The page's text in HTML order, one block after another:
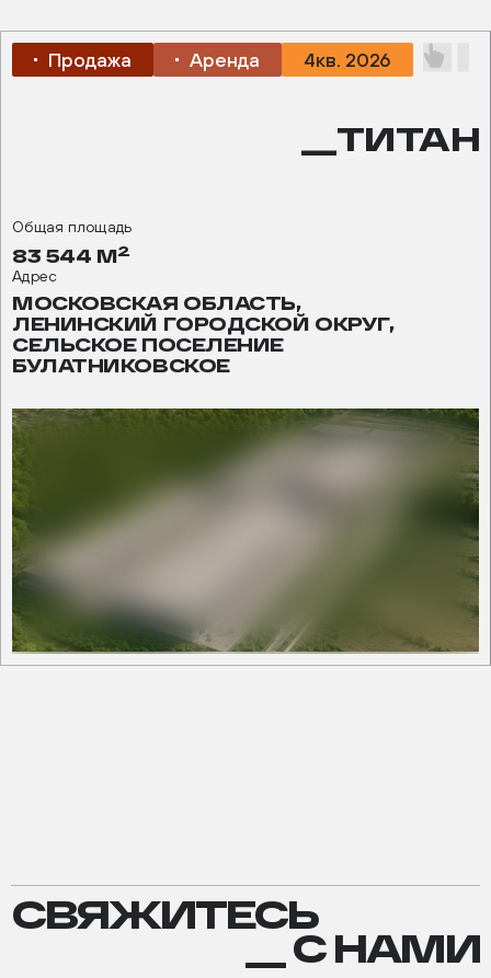
Продажа Аренда 4кв. 2026
__ТИТАН
Общая площадь
83 544 М2
Адрес
МОСКОВСКАЯ ОБЛАСТЬ,
ЛЕНИНСКИЙ ГОРОДСКОЙ ОКРУГ,
СЕЛЬСКОЕ ПОСЕЛЕНИЕ
БУЛАТНИКОВСКОЕ
СВЯЖИТЕСЬ
СВЯЖИТЕСЬ
__ С НАМИ